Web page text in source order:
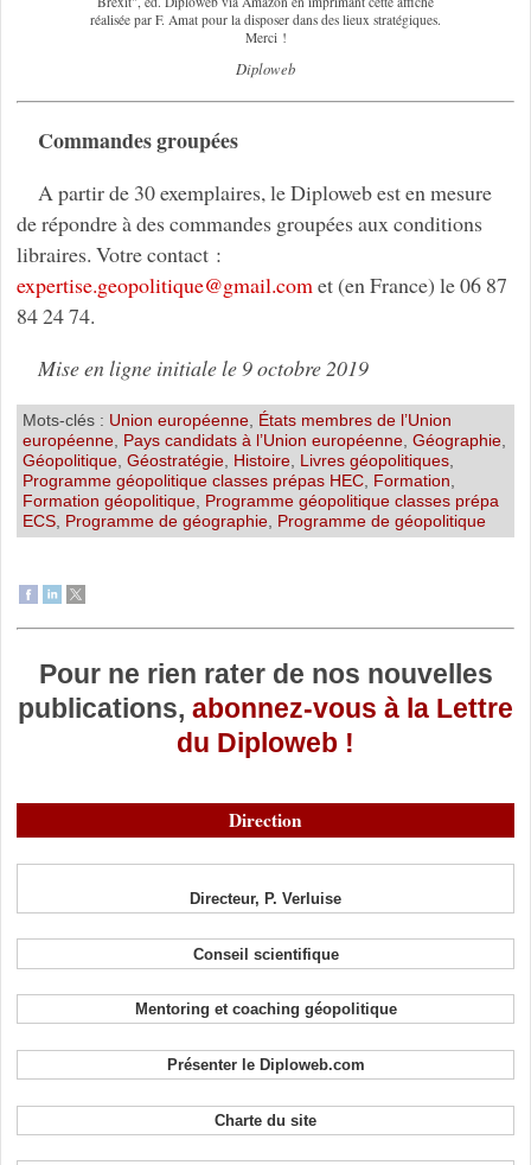
réalisée par F. Amat pour la disposer dans des lieux stratégiques.
Merci !
Diploweb
Commandes groupées
A partir de 30 exemplaires, le Diploweb est en mesure
de répondre à des commandes groupées aux conditions
libraires. Votre contact :
expertise.geopolitique@gmail.comet (en France) le 06 87
84 24 74.
Mise en ligne initiale le 9 octobre 2019
Mots-clés : Union européenne, États membres de l’Union
européenne, Pays candidats à l’Union européenne, Géographie,
Géopolitique, Géostratégie, Histoire, Livres géopolitiques,
Programme géopolitique classes prépas HEC, Formation
Formation géopolitique, Programme géopolitique classes prépa
ECS, Programme de géographie, Programme de géopolitique
Pour ne rien rater de nos nouvelles
publications, abonnez-vous à la Lettre
du Diploweb !
Direction
Directeur, P. Verluise
Conseil scientifique
Mentoring et coaching géopolitique
Présenter le Diploweb.com
Charte du site